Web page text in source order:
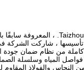
ومساحة 13000 متر مربع.منذ
من نظام ضمان جودة
المياه وسلسلة